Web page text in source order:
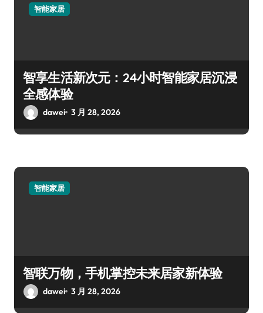
智能家居
智享生活新次元：24小时智能家居沉浸
全感体验
dawei 3 月 28, 2026
智能家居
智联万物，手机掌控未来居家新体验
dawei 3 月 28, 2026